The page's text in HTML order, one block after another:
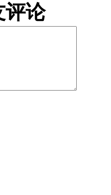
评论